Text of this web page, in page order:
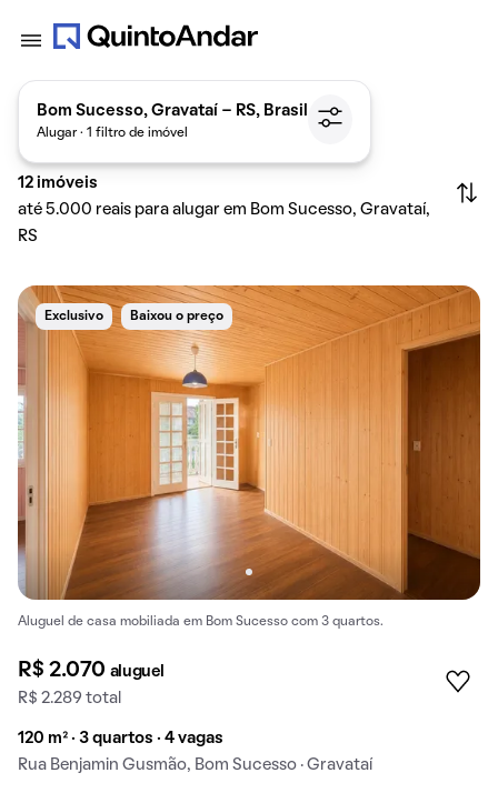
Bom Sucesso, Gravataí - RS, Brasil
Alugar · 1 filtro de imóvel
12 imóveis
até 5.000 reais para alugar em Bom Sucesso, Gravataí,
RS
Exclusivo Baixou o preço
Aluguel de casa mobiliada em Bom Sucesso com 3 quartos.
R$ 2.070 aluguel
R$ 2.289 total
120 m² · 3 quartos · 4 vagas
Rua Benjamin Gusmão, Bom Sucesso · Gravataí